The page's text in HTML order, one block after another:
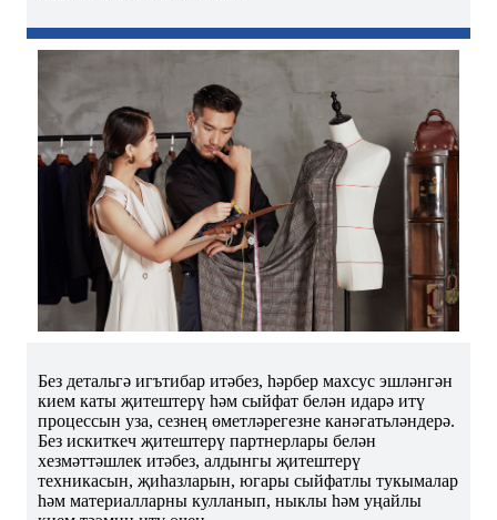
Без детальгә игътибар итәбез, һәрбер махсус эшләнгән
кием каты җитештерү һәм сыйфат белән идарә итү
процессын уза, сезнең өметләрегезне канәгатьләндерә.
Без искиткеч җитештерү партнерлары белән
хезмәттәшлек итәбез, алдынгы җитештерү
техникасын, җиһазларын, югары сыйфатлы тукымалар
һәм материалларны кулланып, ныклы һәм уңайлы